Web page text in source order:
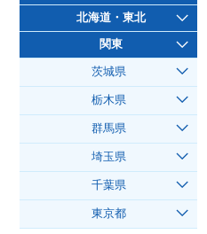
北海道・東北
関東
茨城県
栃木県
群馬県
埼玉県
千葉県
東京都